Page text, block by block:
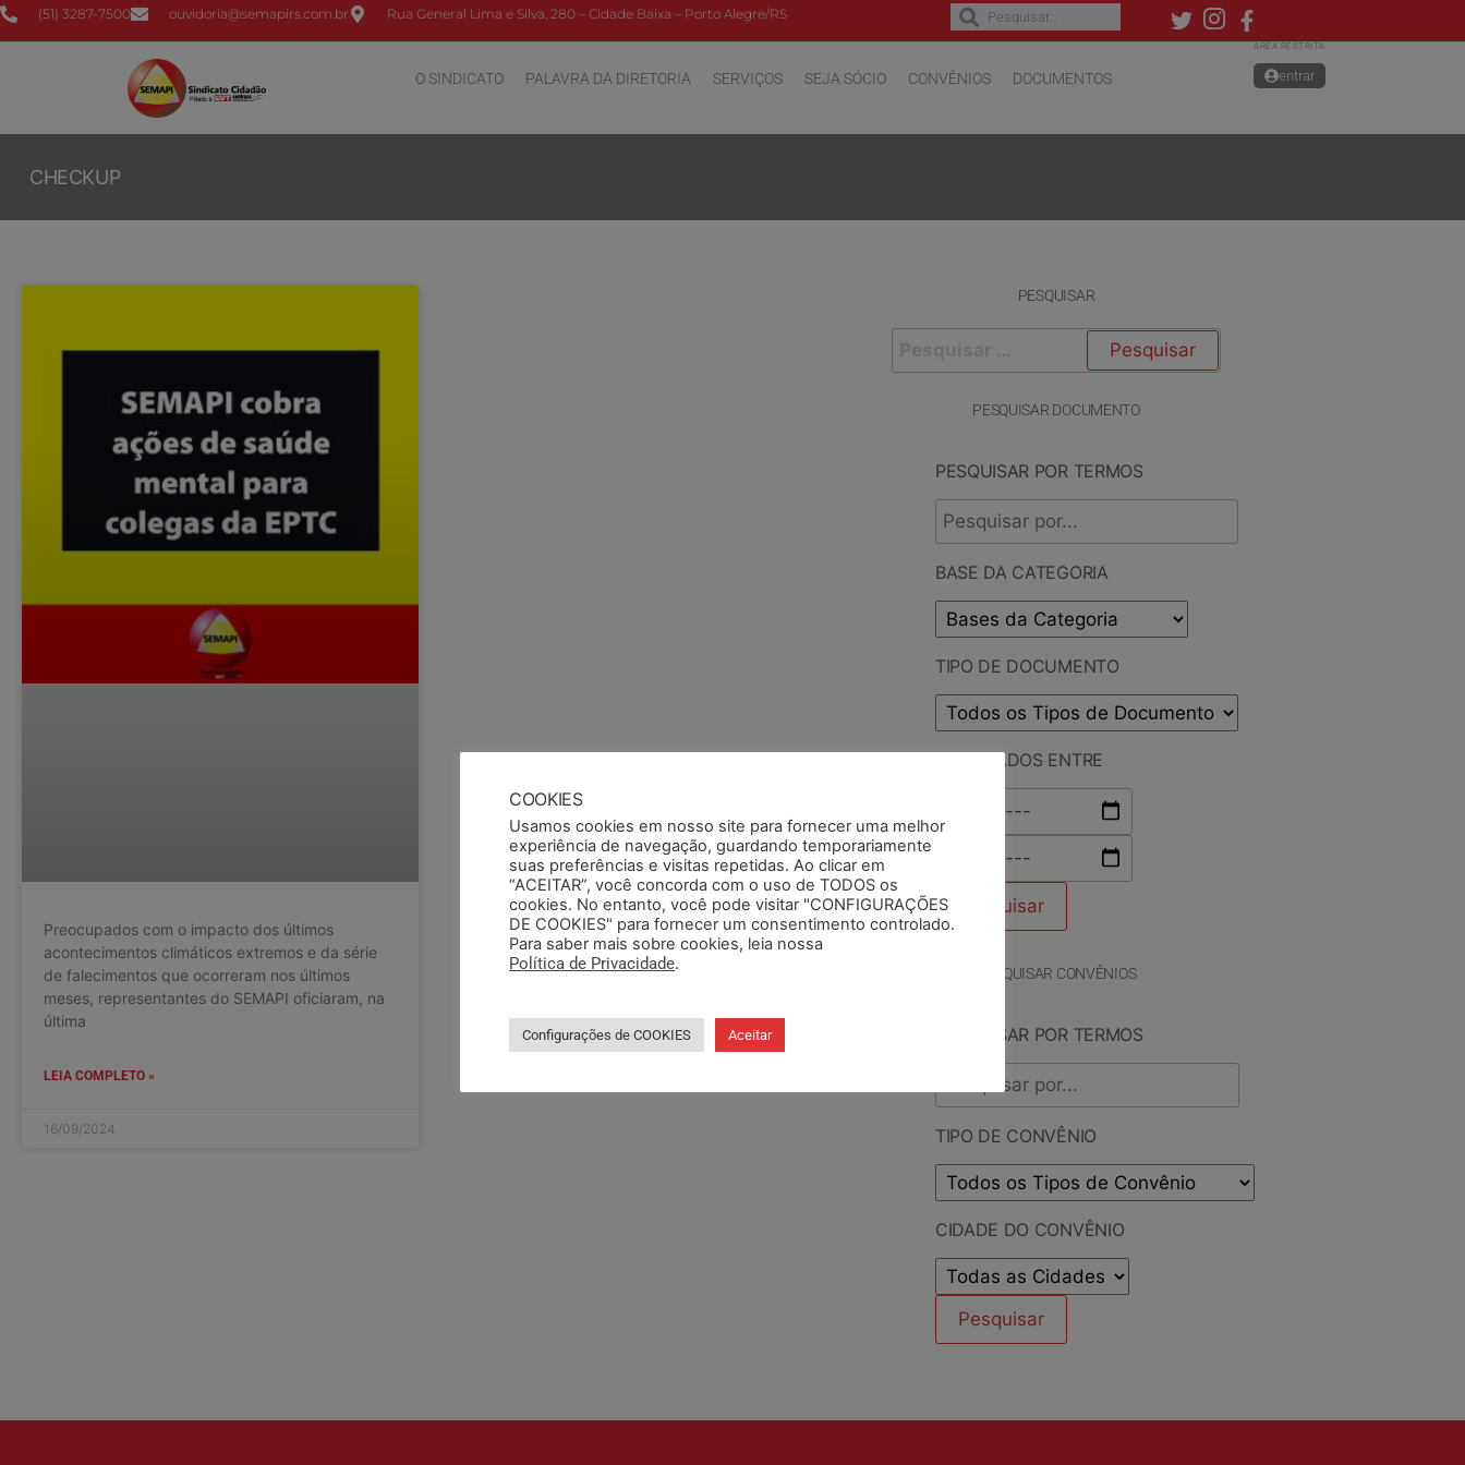
(51) 3287-7500 ouvidoria@semapirs.com.br Rua General Lima e Silva, 280 – Cidade Baixa – Porto Alegre/RS
O SINDICATO PALAVRA DA DIRETORIA SERVIÇOS SEJA SÓCIO CONVÊNIOS DOCUMENTOS
ÁREA RESTRITA
entrar
CHECKUP
Preocupados com o impacto dos últimos
acontecimentos climáticos extremos e da série
de falecimentos que ocorreram nos últimos
meses, representantes do SEMAPI oficiaram, na
última
LEIA COMPLETO »
16/09/2024
PESQUISAR
PESQUISAR DOCUMENTO
PESQUISAR POR TERMOS
BASE DA CATEGORIA
TIPO DE DOCUMENTO
PUBLICADOS ENTRE
PESQUISAR CONVÊNIOS
PESQUISAR POR TERMOS
TIPO DE CONVÊNIO
CIDADE DO CONVÊNIO
COOKIES
Usamos cookies em nosso site para fornecer uma melhor
experiência de navegação, guardando temporariamente
suas preferências e visitas repetidas. Ao clicar em
“ACEITAR”, você concorda com o uso de TODOS os
cookies. No entanto, você pode visitar "CONFIGURAÇÕES
DE COOKIES" para fornecer um consentimento controlado.
Para saber mais sobre cookies, leia nossa
Política de Privacidade.
Configurações de COOKIES Aceitar